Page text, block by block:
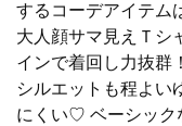
するコーデアイテム
大人顔サマ見えＴシ
インで着回し力抜群
シルエットも程よい
にくい♡ ベーシック